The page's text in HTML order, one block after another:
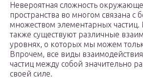
Невероятная сложность
пространства во многом связана с
множеством элементарных
также существуют различные
уровнях, о которых мы можем
Впрочем, все виды
частиц между собой значительно
своей силе.